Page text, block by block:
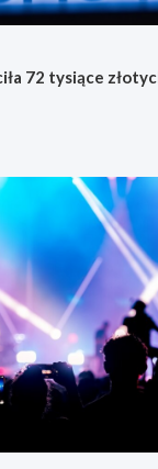
72 tysiące